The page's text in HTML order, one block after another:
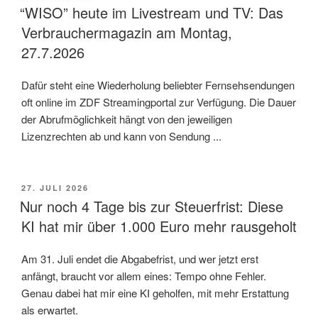
AM
“WISO” heute im Livestream und TV: Das
Verbrauchermagazin am Montag,
27.7.2026
Dafür steht eine Wiederholung beliebter Fernsehsendungen
oft online im ZDF Streamingportal zur Verfügung. Die Dauer
der Abrufmöglichkeit hängt von den jeweiligen
Lizenzrechten ab und kann von Sendung ...
VERÖFFENTLICHT
AM
27. JULI 2026
Nur noch 4 Tage bis zur Steuerfrist: Diese
KI hat mir über 1.000 Euro mehr rausgeholt
Am 31. Juli endet die Abgabefrist, und wer jetzt erst
anfängt, braucht vor allem eines: Tempo ohne Fehler.
Genau dabei hat mir eine KI geholfen, mit mehr Erstattung
als erwartet.